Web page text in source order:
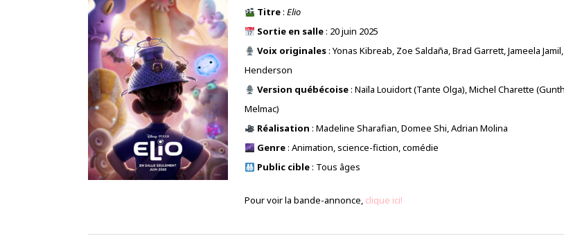
Titre: Elio
Sortie en salle: 20 juin 2025
Voix originales: Yonas Kibreab, Zoe Saldaña, Brad Garrett, Jameela
Henderson
Version québécoise: Naïla Louidort (Tante Olga), Michel Charette
Melmac)
Réalisation : Madeline Sharafian, Domee Shi, Adrian Molina
Genre: Animation, science-fiction, comédie
Public cible: Tous âges
Pour voir la bande-annonce, clique ici!